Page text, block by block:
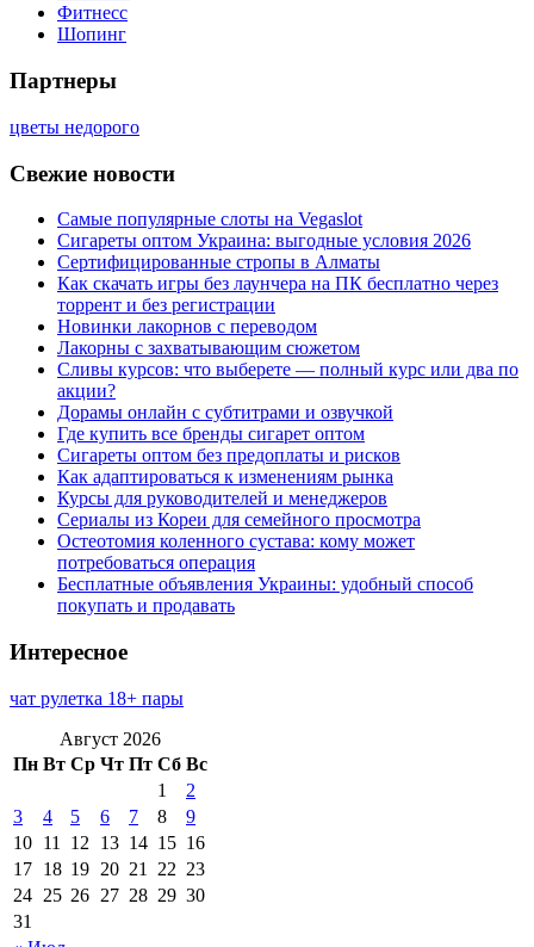
Фитнесс
Шопинг
Партнеры
цветы недорого
Свежие новости
Самые популярные слоты на Vegaslot
Сигареты оптом Украина: выгодные условия 2026
Сертифицированные стропы в Алматы
Как скачать игры без лаунчера на ПК бесплатно через
торрент и без регистрации
Новинки лакорнов с переводом
Лакорны с захватывающим сюжетом
Сливы курсов: что выберете — полный курс или два по
акции?
Дорамы онлайн с субтитрами и озвучкой
Где купить все бренды сигарет оптом
Сигареты оптом без предоплаты и рисков
Как адаптироваться к изменениям рынка
Курсы для руководителей и менеджеров
Сериалы из Кореи для семейного просмотра
Остеотомия коленного сустава: кому может
потребоваться операция
Бесплатные объявления Украины: удобный способ
покупать и продавать
Интересное
чат рулетка 18+ пары
Август 2026
Пн Вт Ср Чт Пт Сб Вс
1
2
3
4 5 6 7 8
9
10 11 12 13 14 15 16
17 18 19 20 21 22 23
24 25 26 27 28 29 30
31